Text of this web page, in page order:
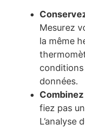
Mesurez
la même
données.
fiez pas
L’analyse